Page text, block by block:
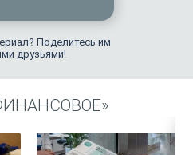
Поделитесь им
друзьями!